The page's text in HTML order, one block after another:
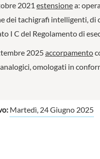
2021 estensionea:
dei tachigrafi intelligenti, di
I C del Regolamento di
2025accorpamento
omologati in
Martedì, 24 Giugno 2025